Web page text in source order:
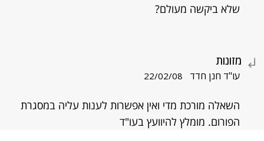
שלא ביקשה מעולם?
מזונות
עו"ד חנן חדד 22/02/08
השאלה מורכת מדי ואין אפשרות לענות עליה במסגרת
הפורום. מומלץ להיוועץ בעו"ד